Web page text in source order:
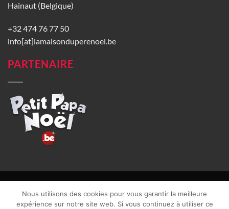
Hainaut (Belgique)
+32 474 76 77 50
info[at]lamaisonduperenoel.be
PARTENAIRE
CGU| Vie privée| TVA : BE0840965749 | Site web réalisé par
Nous utilisons des cookies pour vous garantir la meilleure
expérience sur notre site web. Si vous continuez à utiliser ce